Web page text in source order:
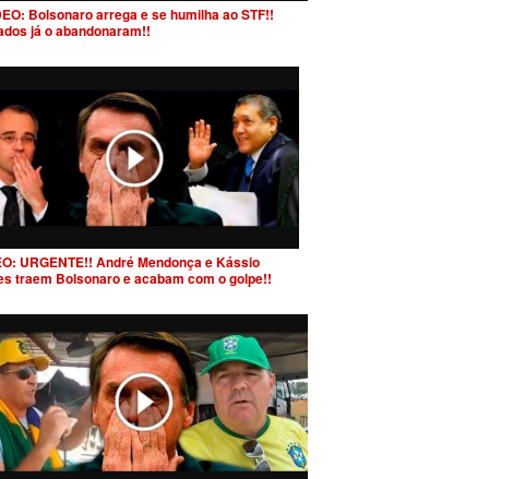
Bolsonaro arrega e se humilha ao STF!!
já o abandonaram!!
URGENTE!! André Mendonça e Kássio
traem Bolsonaro e acabam com o golpe!!